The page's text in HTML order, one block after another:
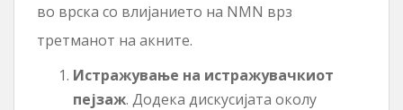
во врска со влијанието на NMN врз
третманот на акните.
Истражување на истражувачкиот
пејзаж. Додека дискусијата околу